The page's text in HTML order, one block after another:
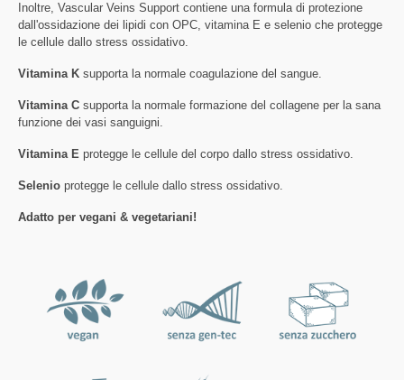
Inoltre, Vascular Veins Support contiene una formula di protezione
dall'ossidazione dei lipidi con OPC, vitamina E e selenio che protegge
le cellule dallo stress ossidativo.
Vitamina K supporta la normale coagulazione del sangue.
Vitamina C supporta la normale formazione del collagene per la sana
funzione dei vasi sanguigni.
Vitamina E protegge le cellule del corpo dallo stress ossidativo.
Selenio protegge le cellule dallo stress ossidativo.
Adatto per vegani & vegetariani!